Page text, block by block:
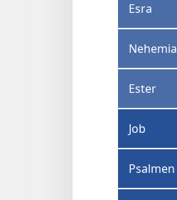
Esra
Nehemia
Ester
Job
Psalmen